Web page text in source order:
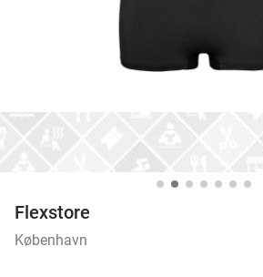
Flexstore
København